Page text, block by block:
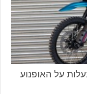
על האופנוע